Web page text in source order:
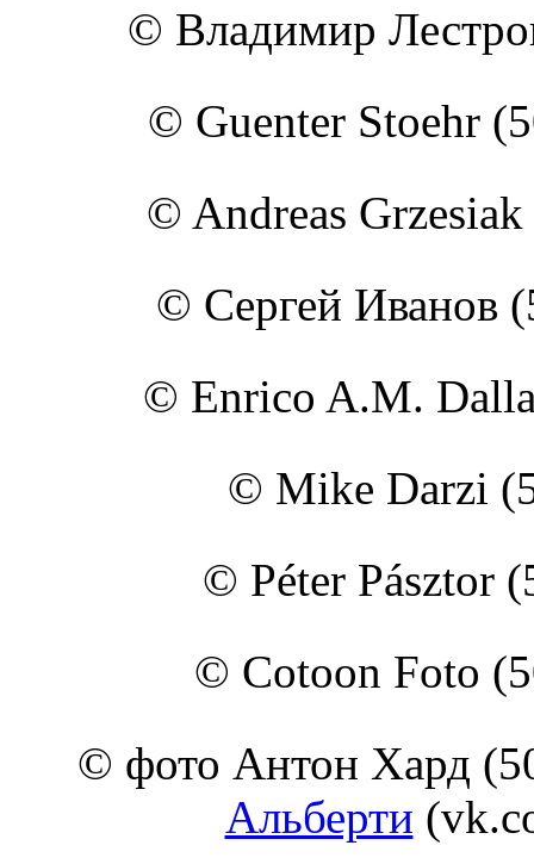
© Владимир
© Guenter Stoehr
© Andreas
© Сергей Иванов
© Enrico A.M.
© Mike Darzi
© Péter Pásztor
© Cotoon Foto
© фото Антон Хард
Альберти